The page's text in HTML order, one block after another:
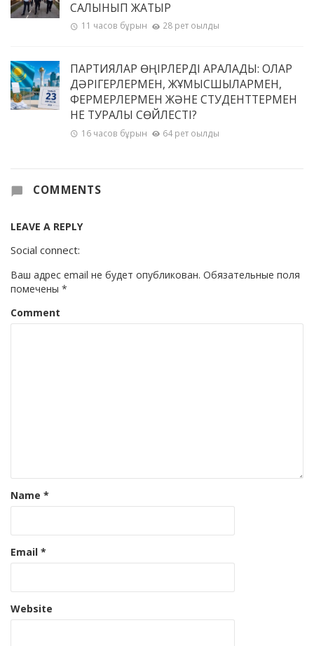
САЛЫНЫП ЖАТЫР
11 часов бұрын 28 рет оқылды
ПАРТИЯЛАР ӨҢІРЛЕРДІ АРАЛАДЫ: ОЛАР
ДӘРІГЕРЛЕРМЕН, ЖҰМЫСШЫЛАРМЕН,
ФЕРМЕРЛЕРМЕН ЖӘНЕ СТУДЕНТТЕРМЕН
НЕ ТУРАЛЫ СӨЙЛЕСТІ?
16 часов бұрын 64 рет оқылды
COMMENTS
LEAVE A REPLY
Social connect:
Ваш адрес email не будет опубликован. Обязательные поля
помечены *
Comment
Name *
Email *
Website